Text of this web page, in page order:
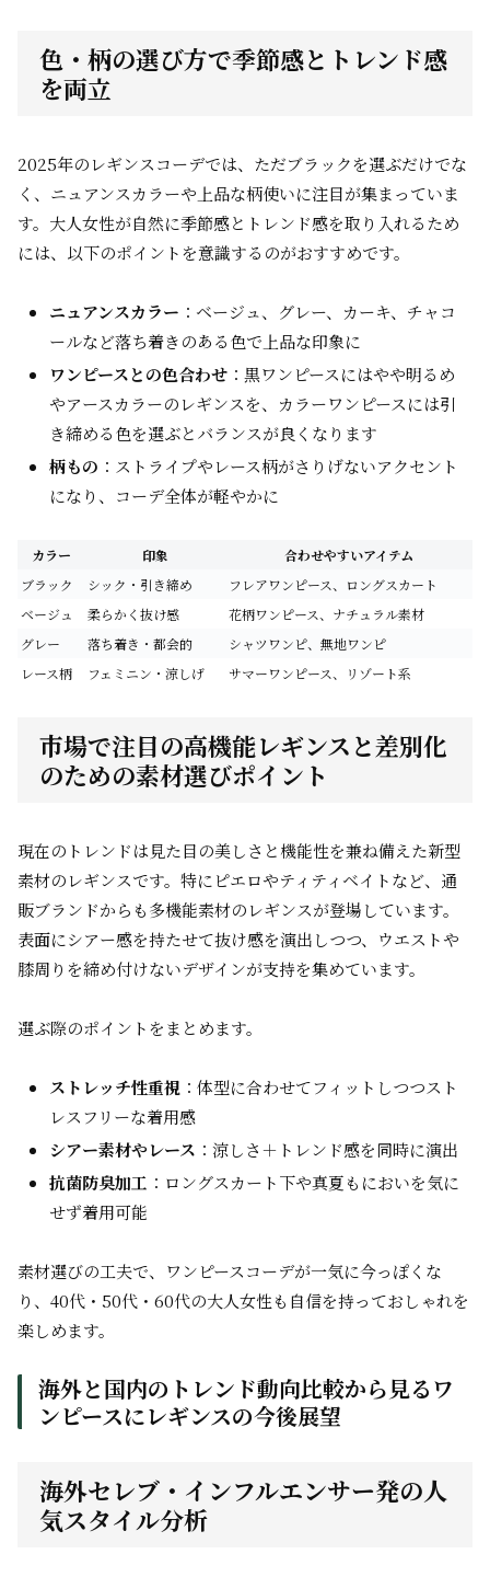
色・柄の選び方で季節感とトレンド感
を両立
2025年のレギンスコーデでは、ただブラックを選ぶだけでな
く、ニュアンスカラーや上品な柄使いに注目が集まっていま
す。大人女性が自然に季節感とトレンド感を取り入れるため
には、以下のポイントを意識するのがおすすめです。
ニュアンスカラー ：ベージュ、グレー、カーキ、チャコ
ールなど落ち着きのある色で上品な印象に
ワンピースとの色合わせ ：黒ワンピースにはやや明るめ
やアースカラーのレギンスを、カラーワンピースには引
き締める色を選ぶとバランスが良くなります
柄もの ：ストライプやレース柄がさりげないアクセント
になり、コーデ全体が軽やかに
カラー 印象
合わせやすいアイテム
ブラック
シック・引き締め
フレアワンピース、ロングスカート
ベージュ
柔らかく抜け感
花柄ワンピース、ナチュラル素材
グレー
落ち着き・都会的
シャツワンピ、無地ワンピ
レース柄
フェミニン・涼しげ サマーワンピース、リゾート系
市場で注目の高機能レギンスと差別化
のための素材選びポイント
現在のトレンドは見た目の美しさと機能性を兼ね備えた新型
素材のレギンスです。特にピエロやティティベイトなど、通
販ブランドからも多機能素材のレギンスが登場しています。
表面にシアー感を持たせて抜け感を演出しつつ、ウエストや
膝周りを締め付けないデザインが支持を集めています。
選ぶ際のポイントをまとめます。
ストレッチ性重視 ：体型に合わせてフィットしつつスト
レスフリーな着用感
シアー素材やレース ：涼しさ＋トレンド感を同時に演出
抗菌防臭加工 ：ロングスカート下や真夏もにおいを気に
せず着用可能
素材選びの工夫で、ワンピースコーデが一気に今っぽくな
り、40代・50代・60代の大人女性も自信を持っておしゃれを
楽しめます。
海外と国内のトレンド動向比較から見るワ
ンピースにレギンスの今後展望
海外セレブ・インフルエンサー発の人
気スタイル分析